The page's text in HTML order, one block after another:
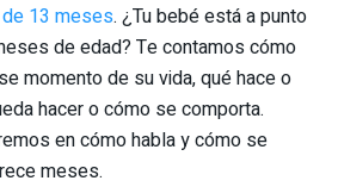
13 meses. ¿Tu bebé está a punto
de edad? Te contamos cómo
momento de su vida, qué hace o
hacer o cómo se comporta.
en cómo habla y cómo se
meses.